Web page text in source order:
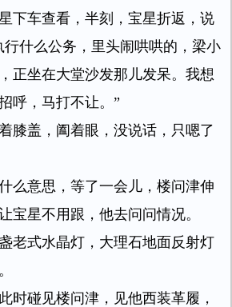
下车查看，半刻，宝星折返，说
行什么公务，里头闹哄哄的，梁小
正坐在大堂沙发那儿发呆。我想
呼，马打不让。”
膝盖，阖着眼，没说话，只嗯了
么意思，等了一会儿，楼问津伸
宝星不用跟，他去问问情况。
老式水晶灯，大理石地面反射灯
时碰见楼问津，见他西装革履，